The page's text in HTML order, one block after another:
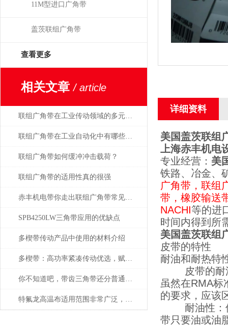
11M型进口广角带
盖茨联组广角带
查看更多
相关文章/ article
联组广角带在工业传动领域的多元应用
联组广角带在工业自动化中有哪些应用？
联组广角带如何缓冲冲击载荷？
联组广角带的适用性真的很强
赤丰机电带你走出联组广角带常见问题的困扰
SPB4250LW三角带应用的优缺点
多楔带传动产品中使用的材料介绍
多楔带：高功率紧凑传动优选，赋能多领域高效平稳运行
你不知道吧，带齿三角带还分普通与特种
特氟龙高温布适用范围非常广泛，作用也非常*
详细资料
美国盖茨联组
上海赤丰机电
专业经营 ： 美
铁路、冶金、
广角带，联组
带，橡胶输送
NACHI等的进
时间内得到所
美国盖茨联组
皮带的特性
耐油和耐热特
皮带的耐油
虽然在RMA标
的要求，应该
耐油性：偶
带只要油或油